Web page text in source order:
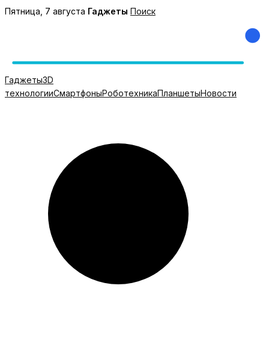
Перейти
Пятница, 7 августа Гаджеты Поиск
Гаджеты3D
технологииСмартфоныРоботехникаПланшетыНовости